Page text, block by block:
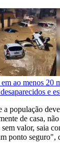
ao menos 20
e
a população
de casa,
valor, saia
ponto seguro",